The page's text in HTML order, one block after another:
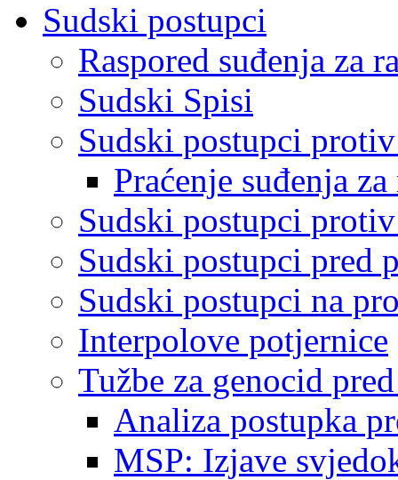
Sudski postupci
Raspored suđenja za
Sudski Spisi
Sudski postupci
Praćenje suđenja
Sudski postupci
Sudski postupci pred
Sudski postupci na
Interpolove potjernice
Tužbe za genocid
Analiza postupka
MSP: Izjave